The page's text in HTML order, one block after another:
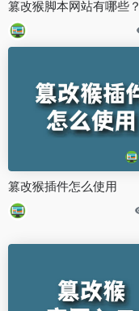
篡改猴脚本网站有哪些？
篡改猴插件怎么使用